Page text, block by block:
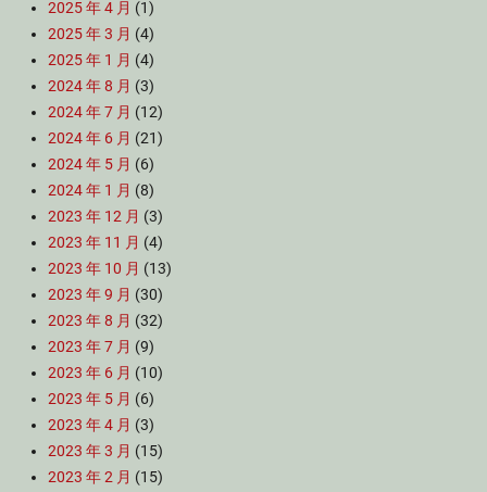
2025 年 4 月 (1)
2025 年 3 月 (4)
2025 年 1 月 (4)
2024 年 8 月 (3)
2024 年 7 月 (12)
2024 年 6 月 (21)
2024 年 5 月 (6)
2024 年 1 月 (8)
2023 年 12 月 (3)
2023 年 11 月 (4)
2023 年 10 月 (13)
2023 年 9 月 (30)
2023 年 8 月 (32)
2023 年 7 月 (9)
2023 年 6 月 (10)
2023 年 5 月 (6)
2023 年 4 月 (3)
2023 年 3 月 (15)
2023 年 2 月 (15)